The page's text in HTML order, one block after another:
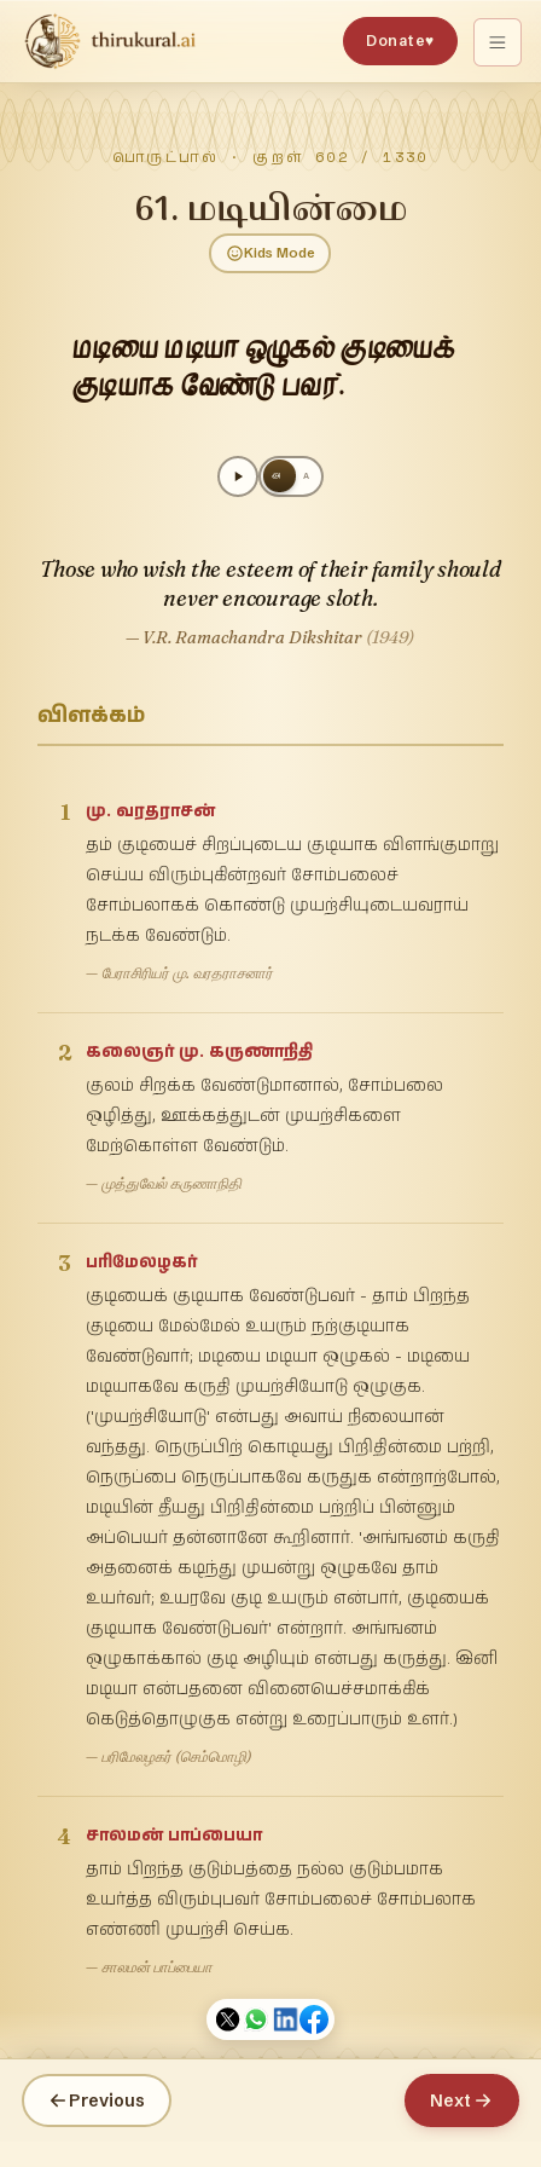
Donate♥
பொருட்பால்· குறள்602 /1330
61. மடியின்மை
Kids Mode
மடியை மடியா ஒழுகல் குடியைக்
குடியாக வேண்டு பவர்.
அ A
Those who wish the esteem of their family should
never encourage sloth.
— V.R. Ramachandra Dikshitar (1949)
விளக்கம்
1
மு. வரதராசன்
தம் குடியைச் சிறப்புடைய குடியாக விளங்குமாறு
செய்ய விரும்புகின்றவர் சோம்பலைச்
சோம்பலாகக் கொண்டு முயற்சியுடையவராய்
நடக்க வேண்டும்.
— பேராசிரியர் மு. வரதராசனார்
2
கலைஞர் மு. கருணாநிதி
குலம் சிறக்க வேண்டுமானால், சோம்பலை
ஒழித்து, ஊக்கத்துடன் முயற்சிகளை
மேற்கொள்ள வேண்டும்.
— முத்துவேல் கருணாநிதி
3
பரிமேலழகர்
குடியைக் குடியாக வேண்டுபவர் - தாம் பிறந்த
குடியை மேல்மேல் உயரும் நற்குடியாக
வேண்டுவார்; மடியை மடியா ஒழுகல் - மடியை
மடியாகவே கருதி முயற்சியோடு ஒழுகுக.
('முயற்சியோடு' என்பது அவாய் நிலையான்
வந்தது. நெருப்பிற் கொடியது பிறிதின்மை பற்றி,
நெருப்பை நெருப்பாகவே கருதுக என்றாற்போல்,
மடியின் தீயது பிறிதின்மை பற்றிப் பின்னும்
அப்பெயர் தன்னானே கூறினார். 'அங்ஙனம் கருதி
அதனைக் கடிந்து முயன்று ஒழுகவே தாம்
உயர்வர்; உயரவே குடி உயரும் என்பார், குடியைக்
குடியாக வேண்டுபவர்' என்றார். அங்ஙனம்
ஒழுகாக்கால் குடி அழியும் என்பது கருத்து. இனி
மடியா என்பதனை வினையெச்சமாக்கிக்
கெடுத்தொழுகுக என்று உரைப்பாரும் உளர்.)
— பரிமேலழகர் (செம்மொழி)
4
சாலமன் பாப்பையா
தாம் பிறந்த குடும்பத்தை நல்ல குடும்பமாக
உயர்த்த விரும்புபவர் சோம்பலைச் சோம்பலாக
எண்ணி முயற்சி செய்க.
— சாலமன் பாப்பையா
Previous Next